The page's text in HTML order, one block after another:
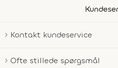
Kontakt kundeservice
Ofte stillede spørgsmål